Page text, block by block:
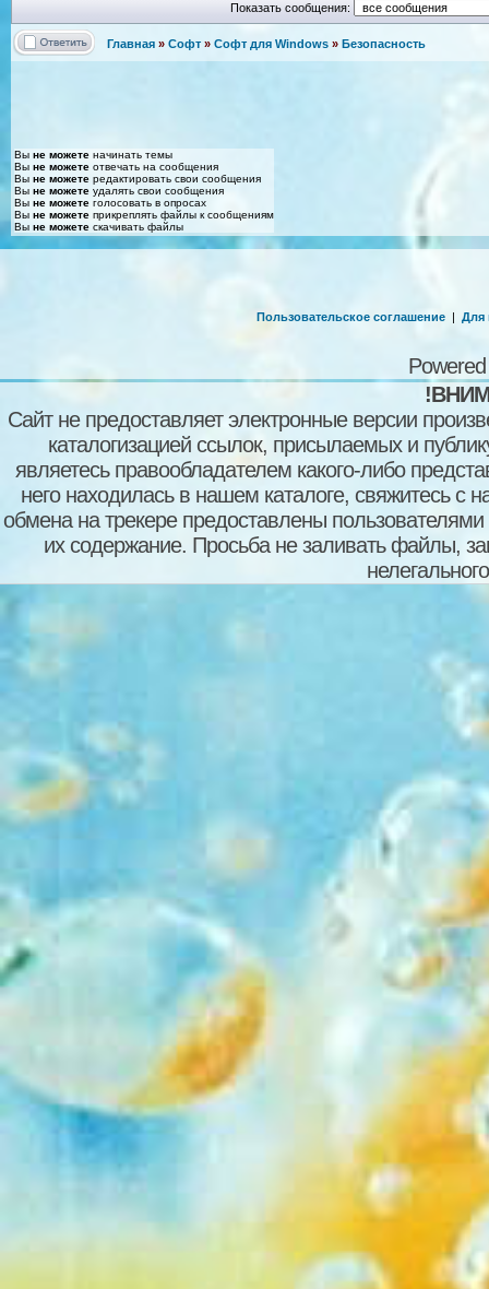
Показать сообщения:
Главная » Софт » Софт для Windows » Безопасность
Вы не можете начинать темы
Вы не можете отвечать на сообщения
Вы не можете редактировать свои сообщения
Вы не можете удалять свои сообщения
Вы не можете голосовать в опросах
Вы не можете прикреплять файлы к сообщениям
Вы не можете скачивать файлы
Пользовательское соглашение | Для
Сайт не предоставляет электронные версии
каталогизацией ссылок, присылаемых и
являетесь правообладателем какого-либо
него находилась в нашем каталоге, свяжитесь
обмена на трекере предоставлены пользователями
их содержание. Просьба не заливать файлы,